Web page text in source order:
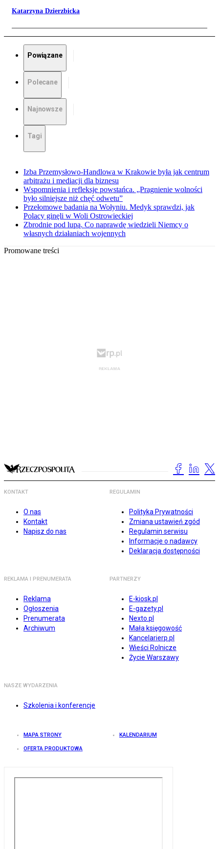
Katarzyna Dzierzbicka
Powiązane
Polecane
Najnowsze
Tagi
Izba Przemysłowo-Handlowa w Krakowie była jak centrum
arbitrażu i mediacji dla biznesu
Wspomnienia i refleksje powstańca. „Pragnienie wolności
było silniejsze niż chęć odwetu”
Przełomowe badania na Wołyniu. Medyk sprawdzi, jak
Polacy ginęli w Woli Ostrowieckiej
Zbrodnie pod lupą. Co naprawdę wiedzieli Niemcy o
własnych działaniach wojennych
Promowane treści
KONTAKT
O nas
Kontakt
Napisz do nas
REGULAMIN
Polityka Prywatności
Zmiana ustawień zgód
Regulamin serwisu
Informacje o nadawcy
Deklaracja dostępności
REKLAMA I PRENUMERATA
Reklama
Ogłoszenia
Prenumerata
Archiwum
PARTNERZY
E-kiosk.pl
E-gazety.pl
Nexto.pl
Mała księgowość
Kancelarierp.pl
Wieści Rolnicze
Życie Warszawy
NASZE WYDARZENIA
Szkolenia i konferencje
MAPA STRONY KALENDARIUM
OFERTA PRODUKTOWA